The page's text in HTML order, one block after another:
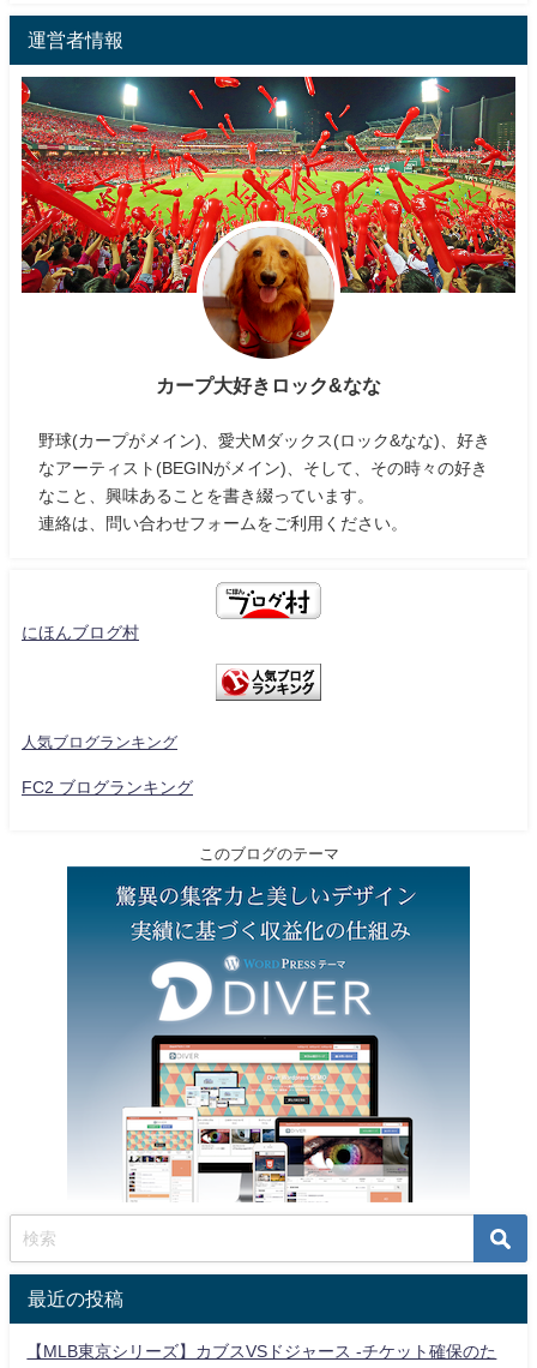
運営者情報
カープ大好きロック&なな
野球(カープがメイン)、愛犬Mダックス(ロック&なな)、好き
なアーティスト(BEGINがメイン)、そして、その時々の好き
なこと、興味あることを書き綴っています。
連絡は、問い合わせフォームをご利用ください。
にほんブログ村
人気ブログランキング
FC2 ブログランキング
このブログのテーマ
最近の投稿
【MLB東京シリーズ】カブスVSドジャース -チケット確保のた